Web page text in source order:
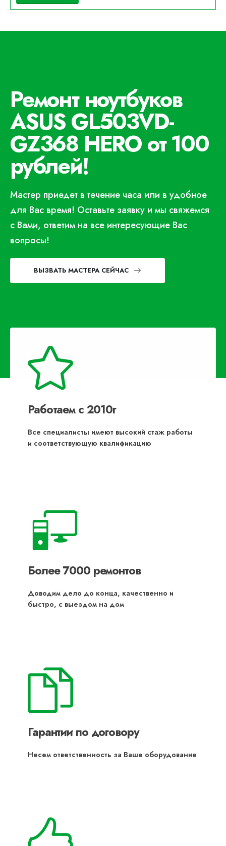
Ремонт ноутбуков
ASUS GL503VD-
GZ368 HERO от 100
рублей!
Мастер приедет в течение часа или в удобное
для Вас время! Оставьте заявку и мы свяжемся
с Вами, ответим на все интересующие Вас
вопросы!
ВЫЗВАТЬ МАСТЕРА СЕЙЧАС
Работаем с 2010г
Все специалисты имеют высокий стаж работы
и соответствующую квалификацию
Более 7000 ремонтов
Доводим дело до конца, качественно и
быстро, с выездом на дом
Гарантии по договору
Несем ответственность за Ваше оборудование